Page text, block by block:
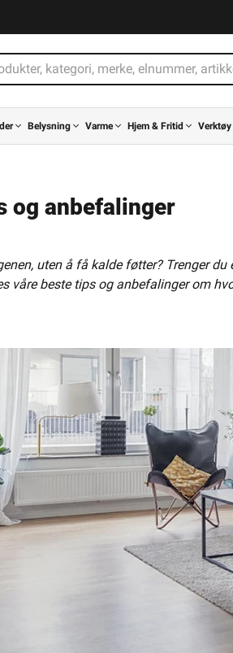
Belysning Varme Hjem & Fritid Verktøy
og anbefalinger
uten å få kalde føtter? Trenger
våre beste tips og anbefalinger om